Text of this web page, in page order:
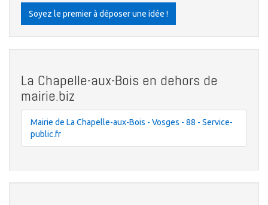
Soyez le premier à déposer une idée !
La Chapelle-aux-Bois en dehors de
mairie.biz
Mairie de La Chapelle-aux-Bois - Vosges - 88 - Service-
public.fr